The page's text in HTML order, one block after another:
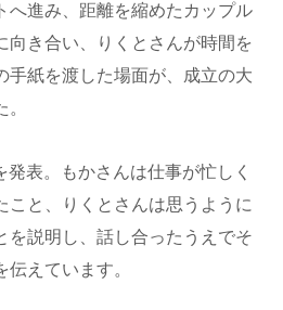
へ進み、距離を縮めたカップル
向き合い、りくとさんが時間を
手紙を渡した場面が、成立の大
表。もかさんは仕事が忙しく
こと、りくとさんは思うように
を説明し、話し合ったうえでそ
えています。